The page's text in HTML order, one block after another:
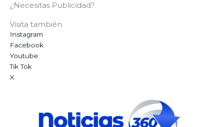
¿Necesitas Publicidad?
Visita también
Instagram
Facebook
Youtube
Tik Tok
X